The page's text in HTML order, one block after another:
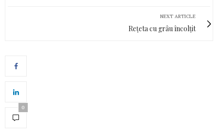
NEXT ARTICLE
Rețeta cu grâu încolțit
0